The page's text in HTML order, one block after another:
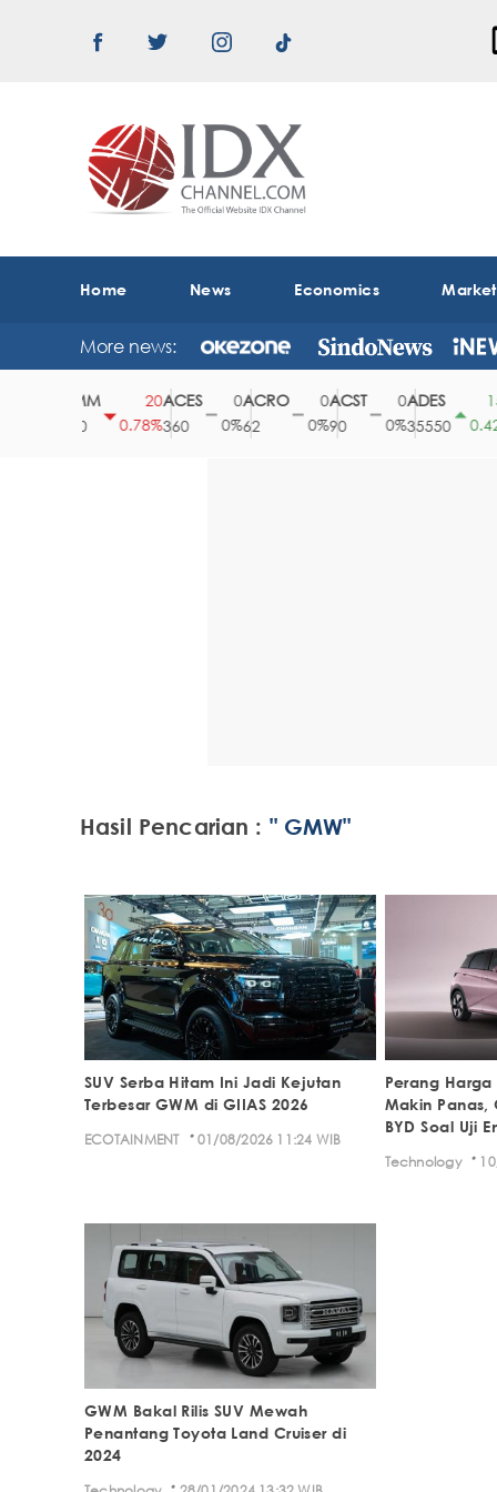
Home News Economics
More news:
0.78%
ACES
360
ACRO
62
ACST
90
ADES
35550
150
0.42%
Hasil Pencarian : " GMW"
SUV Serba Hitam Ini Jadi Kejutan
Terbesar GWM di GIIAS 2026
ECOTAINMENT · 01/08/2026 11:24 WIB
Perang
Makin Panas,
BYD Soal Uji
Technology ·
GWM Bakal Rilis SUV Mewah
Penantang Toyota Land Cruiser di
2024
·